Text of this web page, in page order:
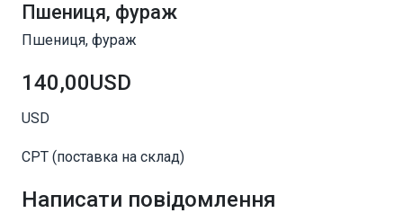
Пшениця, фураж
Пшениця, фураж
140,00USD
USD
CPT (поставка на склад)
Написати повідомлення